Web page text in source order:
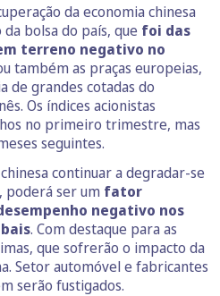
da economia chinesa
bolsa do país, que foi das
terreno negativo no
também as praças europeias,
de grandes cotadas do
Os índices acionistas
no primeiro trimestre, mas
seguintes.
continuar a degradar-se
poderá ser um fator
negativo nos
. Com destaque para as
que sofrerão o impacto da
Setor automóvel e fabricantes
serão fustigados.